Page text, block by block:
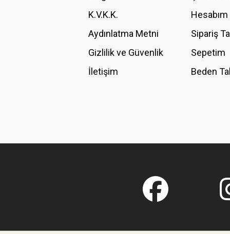
Bu ürüne benzer farklı alternatifler olmalı.
K.V.K.K.
Aydınlatma Metni
Gizlilik ve Güvenlik
İletişim
Hesabım
Sipariş
Sepetim
Beden